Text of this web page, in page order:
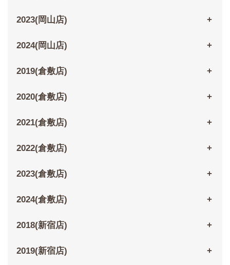
2023(岡山店)
2024(岡山店)
2019(倉敷店)
2020(倉敷店)
2021(倉敷店)
2022(倉敷店)
2023(倉敷店)
2024(倉敷店)
2018(新宿店)
2019(新宿店)